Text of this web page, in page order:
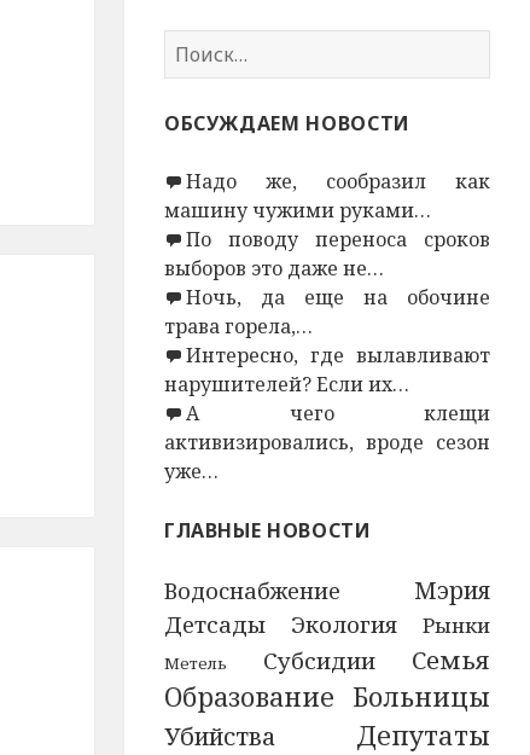
Н
а
т
:
ОБСУЖДАЕМ НОВОСТИ
Надо же, сообразил как
машину чужими руками…
По поводу переноса сроков
выборов это даже не…
Ночь, да еще на обочине
трава горела,…
Интересно, где вылавливают
нарушителей? Если их…
А чего клещи
активизировались, вроде сезон
уже…
ГЛАВНЫЕ НОВОСТИ
Водоснабжение Мэрия
Детсады Экология Рынки
Метель Субсидии Семья
Образование Больницы
Убийства Депутаты